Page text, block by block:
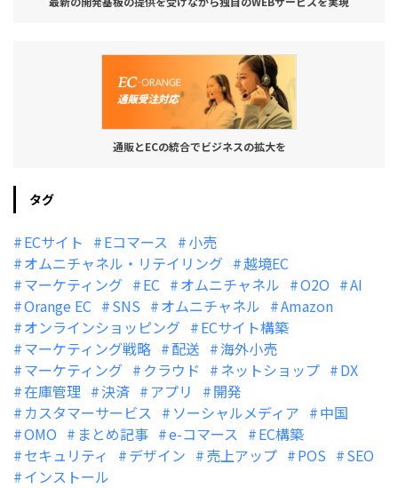
通販とECの統合でビジネスの拡大を
タグ
ECサイト Eコマース
小売
オムニチャネル・リテイリング
越境EC
マーケティング
EC オムニチャネル O2O
AI
Orange EC
SNS オムニチャネル
Amazon
オンラインショッピング
ECサイト構築
マーケティング戦略
配送
海外小売
マーケティング
クラウド ネットショップ
DX
在庫管理
決済 アプリ
開発
カスタマーサービス
ソーシャルメディア
中国
OMO
まとめ記事 e-コマース
EC構築
セキュリティ
デザイン 売上アップ POS
SEO
インストール